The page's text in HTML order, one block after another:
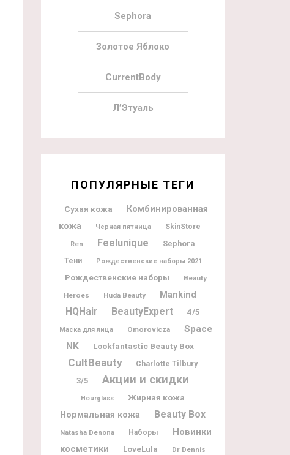
Sephora
Золотое Яблоко
CurrentBody
Л’Этуаль
ПОПУЛЯРНЫЕ ТЕГИ
Сухая кожа
Комбинированная
кожа
Черная пятница SkinStore
Ren Feelunique Sephora
Тени Рождественские наборы 2021
Рождественские наборы
Beauty
Heroes
Huda Beauty Mankind
HQHair BeautyExpert 4/5
Маска для лица Omorovicza
Space
NK
Lookfantastic Beauty Box
CultBeauty
Charlotte Tilbury
3/5
Акции и скидки
Hourglass
Жирная кожа
Нормальная кожа
Beauty Box
Natasha Denona Наборы
Новинки
косметики
LoveLula
Dr Dennis